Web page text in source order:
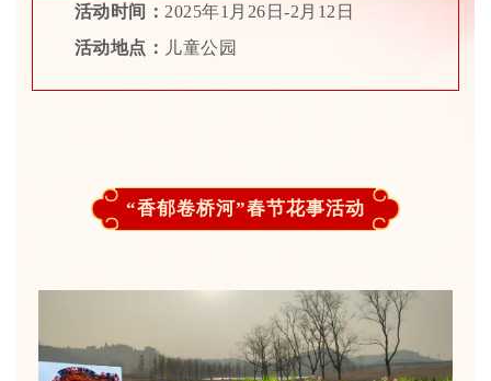
活动时间： 2025年1月26日-2月12日
活动地点： 儿童公园
“香郁卷桥河”春节花事活动